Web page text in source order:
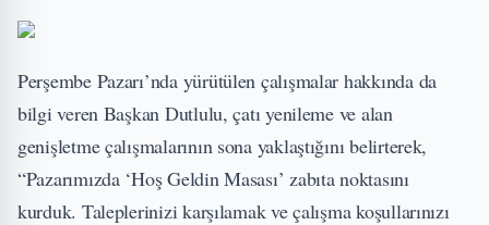
Perşembe Pazarı’nda yürütülen çalışmalar hakkında da
bilgi veren Başkan Dutlulu, çatı yenileme ve alan
genişletme çalışmalarının sona yaklaştığını belirterek,
“Pazarımızda ‘Hoş Geldin Masası’ zabıta noktasını
kurduk. Taleplerinizi karşılamak ve çalışma koşullarınızı